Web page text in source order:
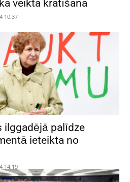
veikta kratīšana
10:37
ilggadējā palīdze
ieteikta no
14:19